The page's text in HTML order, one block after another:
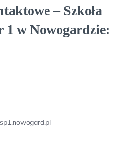
– Szkoła
1 w Nowogardzie: